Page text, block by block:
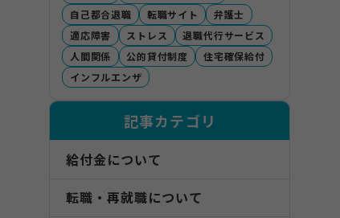
自己都合退職 転職サイト
弁護士
適応障害
ストレス
退職代行サービス
人間関係
公的貸付制度
住宅確保給付
インフルエンザ
記事カテゴリ
給付金について
転職・再就職について